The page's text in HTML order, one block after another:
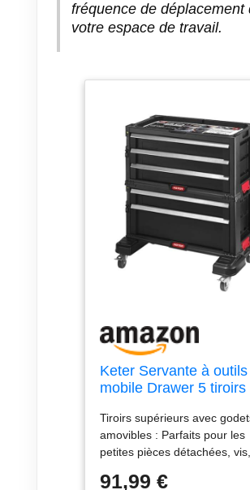
fréquence de déplacement
votre espace de travail.
Keter Servante à outils
mobile Drawer 5 tiroirs
Tiroirs supérieurs avec
amovibles : Parfaits pour les
petites pièces détachées, vis,
inférieurs spacieux : Idéaux
91,99 €